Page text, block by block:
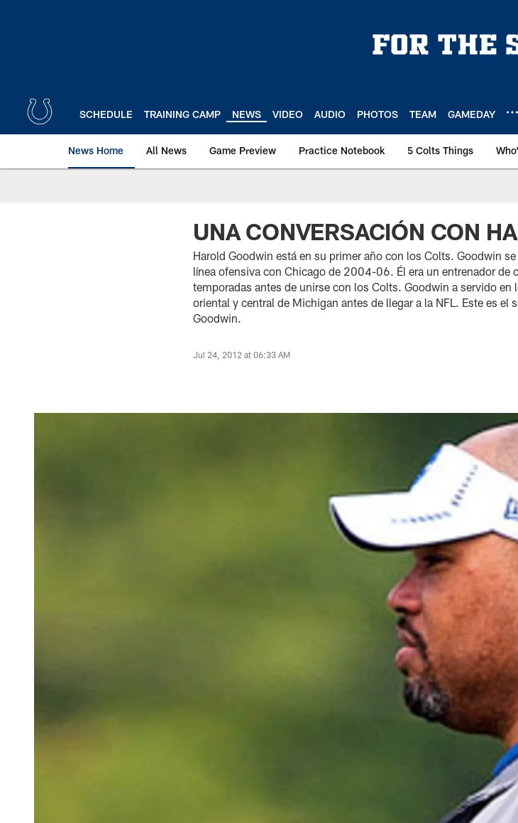
SCHEDULE TRAINING CAMP NEWS VIDEO AUDIO PHOTOS TEAM GAMEDAY
News Home All News Game Preview Practice Notebook 5 Colts Things
UNA CONVERSACIÓN CON
Harold Goodwin está en su primer año con los Colts. Goodwin
línea ofensiva con Chicago de 2004-06. Él era un entrenador
temporadas antes de unirse con los Colts. Goodwin a servido
oriental y central de Michigan antes de llegar a la NFL. Este es el
Goodwin.
Jul 24, 2012 at 06:33 AM